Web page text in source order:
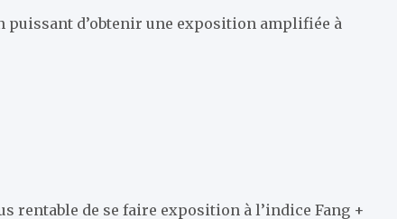
puissant d’obtenir une exposition amplifiée à
rentable de se faire exposition à l’indice Fang +